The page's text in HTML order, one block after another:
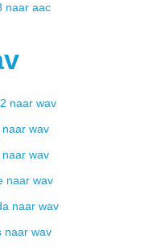
naar aac
naar wav
naar wav
naar wav
naar wav
naar wav
naar wav